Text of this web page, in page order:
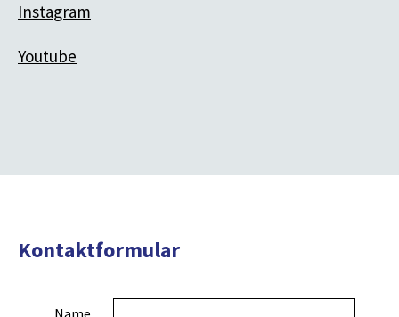
Instagram
Youtube
Kontaktformular